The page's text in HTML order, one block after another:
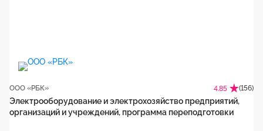
ООО «РБК» 4.85 (156)
Электрооборудование и электрохозяйство предприятий,
организаций и учреждений, программа переподготовки